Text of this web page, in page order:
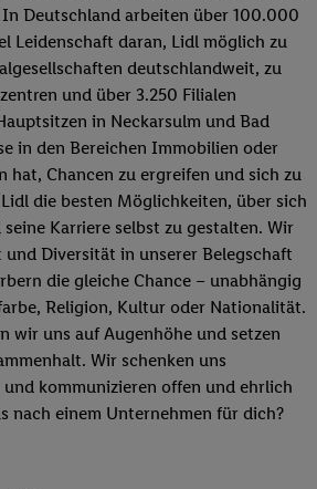
In Deutschland arbeiten über 100.000
Leidenschaft daran, Lidl möglich zu
deutschlandweit, zu
und über 3.250 Filialen
in Neckarsulm und Bad
in den Bereichen Immobilien oder
hat, Chancen zu ergreifen und sich zu
die besten Möglichkeiten, über sich
Karriere selbst zu gestalten. Wir
Diversität in unserer Belegschaft
die gleiche Chance – unabhängig
Religion, Kultur oder Nationalität.
wir uns auf Augenhöhe und setzen
Wir schenken uns
kommunizieren offen und ehrlich
nach einem Unternehmen für dich?